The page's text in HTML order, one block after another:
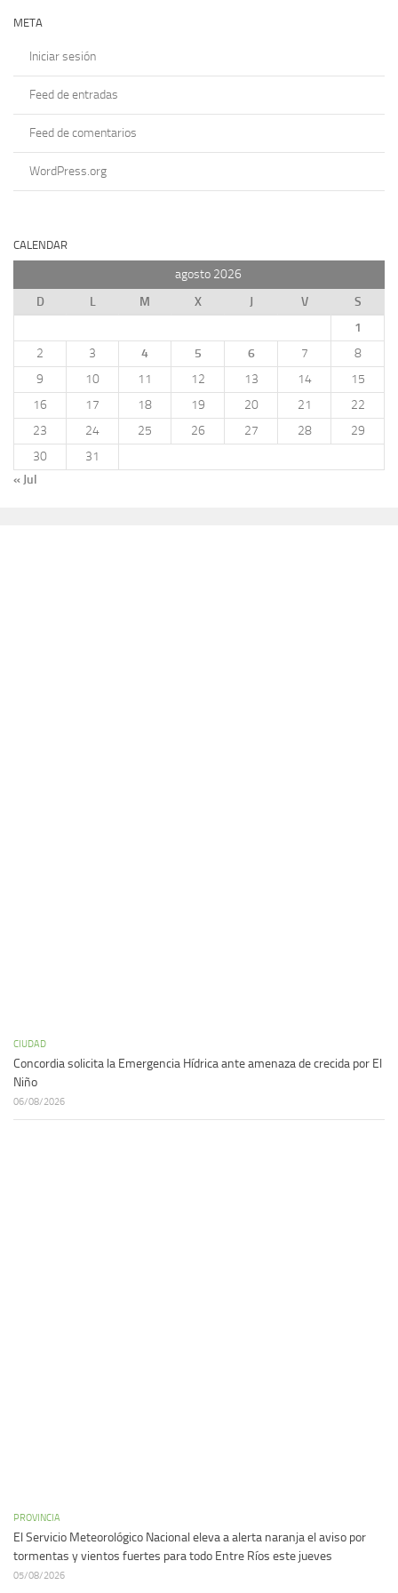
META
Iniciar sesión
Feed de entradas
Feed de comentarios
WordPress.org
CALENDAR
agosto 2026
D
L M X J V
S
1
2
3 4 5 6 7
8
9
10 11 12 13 14
15
16
17 18 19 20 21
22
23
24 25 26 27 28
29
30
31
« Jul
CIUDAD
Concordia solicita la Emergencia Hídrica ante amenaza de crecida por El
Niño
06/08/2026
PROVINCIA
El Servicio Meteorológico Nacional eleva a alerta naranja el aviso por
tormentas y vientos fuertes para todo Entre Ríos este jueves
05/08/2026